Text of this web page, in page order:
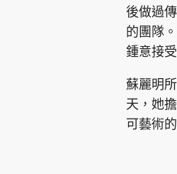
Oh!爸媽
關於我們
後做過
的團隊
鍾意接
蘇麗明
天，她
可藝術